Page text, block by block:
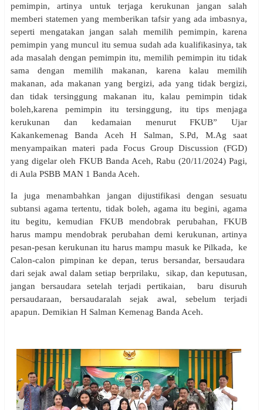
pemimpin, artinya untuk terjaga kerukunan jangan salah
memberi statemen yang memberikan tafsir yang ada imbasnya,
seperti mengatakan jangan salah memilih pemimpin, karena
pemimpin yang muncul itu semua sudah ada kualifikasinya, tak
ada masalah dengan pemimpin itu, memilih pemimpin itu tidak
sama dengan memilih makanan, karena kalau memilih
makanan, ada makanan yang bergizi, ada yang tidak bergizi,
dan tidak tersinggung makanan itu, kalau pemimpin tidak
boleh,karena pemimpin itu tersinggung, itu tips menjaga
kerukunan dan kedamaian menurut FKUB” Ujar
Kakankemenag Banda Aceh H Salman, S.Pd, M.Ag saat
menyampaikan materi pada Focus Group Discussion (FGD)
yang digelar oleh FKUB Banda Aceh, Rabu (20/11/2024) Pagi,
di Aula PSBB MAN 1 Banda Aceh.
Ia juga menambahkan jangan dijustifikasi dengan sesuatu
subtansi agama tertentu, tidak boleh, agama itu begini, agama
itu begitu, kemudian FKUB mendobrak perubahan, FKUB
harus mampu mendobrak perubahan demi kerukunan, artinya
pesan-pesan kerukunan itu harus mampu masuk ke Pilkada, ke
Calon-calon pimpinan ke depan, terus bersandar, bersaudara
dari sejak awal dalam setiap berprilaku, sikap, dan keputusan,
jangan bersaudara setelah terjadi pertikaian, baru disuruh
persaudaraan, bersaudaralah sejak awal, sebelum terjadi
apapun. Demikian H Salman Kemenag Banda Aceh.